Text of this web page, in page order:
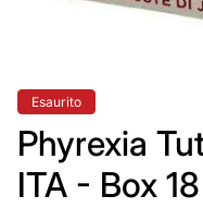
Etichetta
del
Esaurito
Phyrexia
ITA - Box